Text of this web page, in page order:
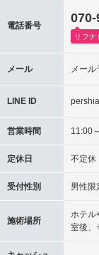
電話番号
070-
リフ
メール メール
LINE ID
営業時間 11:00
定休日 不定休
受付性別 男性限
施術場所
ホテル
室後、